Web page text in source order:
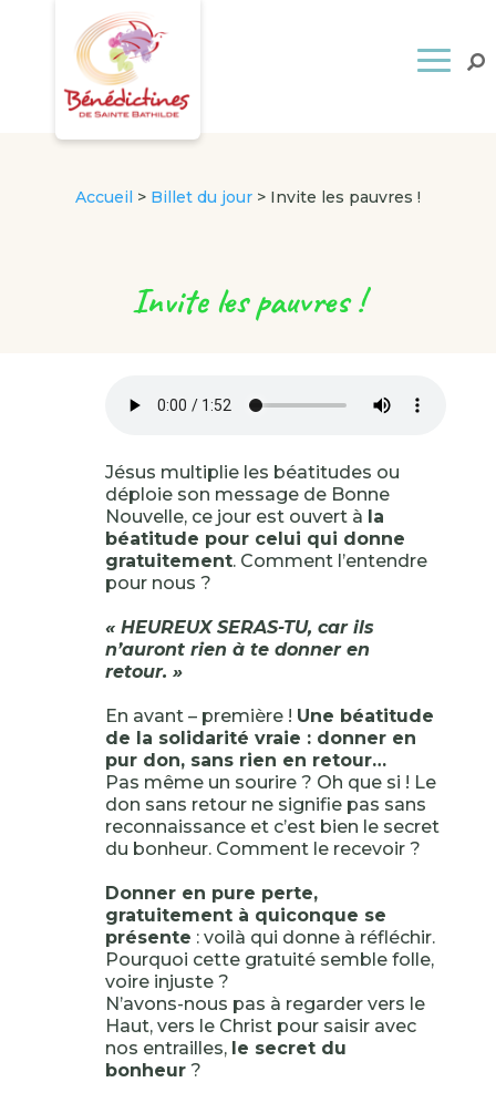
Accueil > Billet du jour> Invite les pauvres !
Invite les pauvres !
Jésus multiplie les béatitudes ou
déploie son message de Bonne
Nouvelle, ce jour est ouvert à la
béatitude pour celui qui donne
gratuitement. Comment l’entendre
pour nous ?
« HEUREUX SERAS-TU, car ils
n’auront rien à te donner en
retour. »
En avant – première ! Une béatitude
de la solidarité vraie : donner en
pur don, sans rien en retour…
Pas même un sourire ? Oh que si ! Le
don sans retour ne signifie pas sans
reconnaissance et c’est bien le secret
du bonheur. Comment le recevoir ?
Donner en pure perte,
gratuitement à quiconque se
présente : voilà qui donne à réfléchir.
Pourquoi cette gratuité semble folle,
voire injuste ?
N’avons-nous pas à regarder vers le
Haut, vers le Christ pour saisir avec
nos entrailles, le secret du
bonheur?